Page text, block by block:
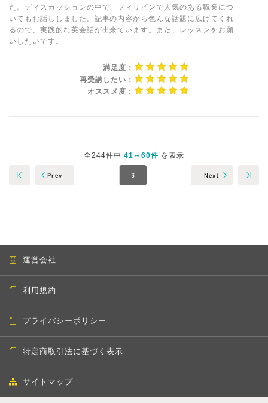
た。ディスカッションの中で、フィリピンで人気のある職業につ
いてもお話ししました。記事の内容から色んな話題に広げてくれ
るので、実践的な英会話が出来ています。また、レッスンをお願
いしたいです。
満足度：
再受講したい：
オススメ度：
全244件中41～60件を表示
Prev 3 Next
運営会社
利用規約
プライバシーポリシー
特定商取引法に基づく表示
サイトマップ